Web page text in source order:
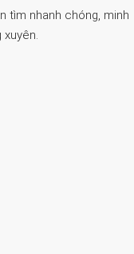
tìm nhanh chóng, minh